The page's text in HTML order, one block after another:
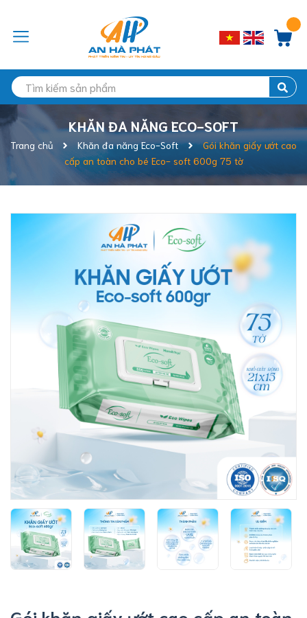
KHĂN ĐA NĂNG ECO-SOFT
Trang chủ Khăn đa năng Eco-Soft
Gói khăn giấy ướt cao
cấp an toàn cho bé Eco- soft 600g 75 tờ